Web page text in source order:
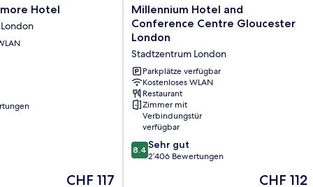
Hotel
Der
CHF 117
Millennium
Hotel
and
Conference
Centre
Gloucester
London
Stadtzentrum
London
Millennium Hotel and
Conference Centre Gloucester
London
Stadtzentrum London
Parkplätze verfügbar
Kostenloses WLAN
Restaurant
Zimmer mit
Verbindungstür
verfügbar
8.4
von
8.4 Sehr gut
2’406 Bewertungen
Der
CHF 112